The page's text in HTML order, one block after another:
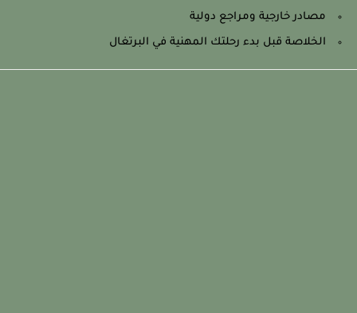
مصادر خارجية ومراجع دولية
الخلاصة قبل بدء رحلتك المهنية في البرتغال